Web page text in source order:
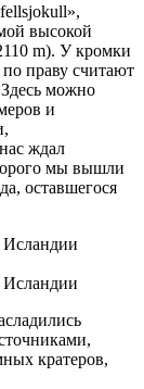
высокой
m). У кромки
праву считают
можно
и
ждал
мы вышли
оставшегося
кратеров,